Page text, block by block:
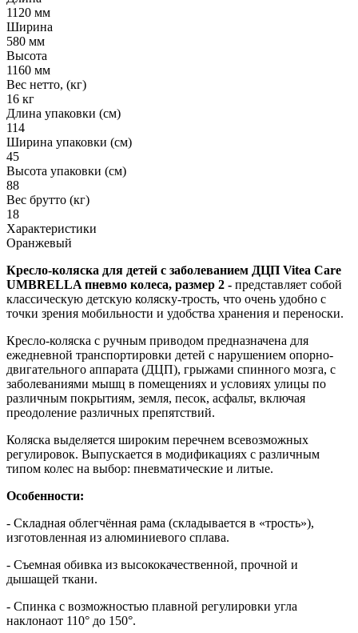
1120 мм
Ширина
580 мм
Высота
1160 мм
Вес нетто, (кг)
16 кг
Длина упаковки (см)
114
Ширина упаковки (см)
45
Высота упаковки (см)
88
Вес брутто (кг)
18
Характеристики
Оранжевый
Кресло-коляска для детей с заболеванием ДЦП Vitea Care
UMBRELLA пневмо колеса, размер 2 - представляет собой
классическую детскую коляску-трость, что очень удобно с
точки зрения мобильности и удобства хранения и переноски.
Кресло-коляска с ручным приводом предназначена для
ежедневной транспортировки детей с нарушением опорно-
двигательного аппарата (ДЦП), грыжами спинного мозга, с
заболеваниями мышц в помещениях и условиях улицы по
различным покрытиям, земля, песок, асфальт, включая
преодоление различных препятствий.
Коляска выделяется широким перечнем всевозможных
регулировок. Выпускается в модификациях с различным
типом колес на выбор: пневматические и литые.
Особенности:
- Складная облегчённая рама (складывается в «трость»),
изготовленная из алюминиевого сплава.
- Съемная обивка из высококачественной, прочной и
дышащей ткани.
- Спинка с возможностью плавной регулировки угла
наклонаот 110° до 150°.